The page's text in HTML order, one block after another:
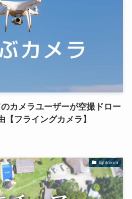
のカメラユーザーが空撮ドロー
【フライングカメラ】
lightroom